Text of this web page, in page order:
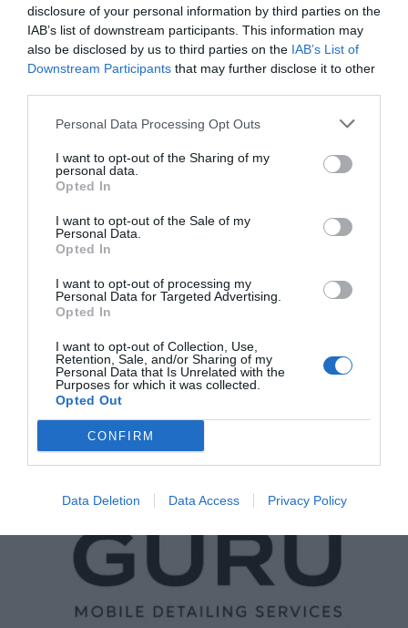
disclosure of your personal information by third parties on the
IAB’s list of downstream participants. This information may
also be disclosed by us to third parties on the IAB’s List of
Downstream Participants that may further disclose it to other
Personal Data Processing Opt Outs
I want to opt-out of the Sharing of my
personal data.
Opted In
I want to opt-out of the Sale of my
Personal Data.
Opted In
I want to opt-out of processing my
Personal Data for Targeted Advertising.
Opted In
I want to opt-out of Collection, Use,
Retention, Sale, and/or Sharing of my
Personal Data that Is Unrelated with the
Purposes for which it was collected.
Opted Out
CONFIRM
Data Deletion Data Access Privacy Policy